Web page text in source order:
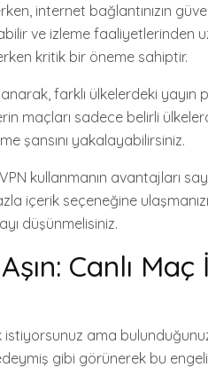
internet bağlantınızın
ve izleme faaliyetlerinden
kritik bir öneme sahiptir.
farklı ülkelerdeki yayın
maçları sadece belirli
şansını yakalayabilirsiniz.
kullanmanın avantajları
içerik seçeneğine
düşünmelisiniz.
Canlı
istiyorsunuz ama
gibi görünerek bu